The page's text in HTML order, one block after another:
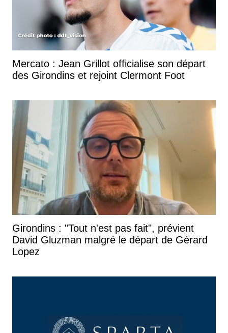
Mercato : Jean Grillot officialise son départ
des Girondins et rejoint Clermont Foot
Girondins : "Tout n'est pas fait", prévient
David Gluzman malgré le départ de Gérard
Lopez